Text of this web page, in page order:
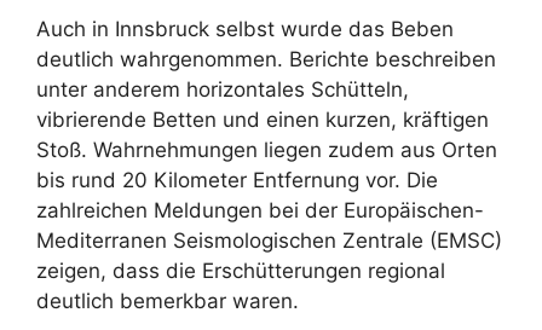
Auch in Innsbruck selbst wurde das Beben
deutlich wahrgenommen. Berichte beschreiben
unter anderem horizontales Schütteln,
vibrierende Betten und einen kurzen, kräftigen
Stoß. Wahrnehmungen liegen zudem aus Orten
bis rund 20 Kilometer Entfernung vor. Die
zahlreichen Meldungen bei der Europäischen-
Mediterranen Seismologischen Zentrale (EMSC)
zeigen, dass die Erschütterungen regional
deutlich bemerkbar waren.